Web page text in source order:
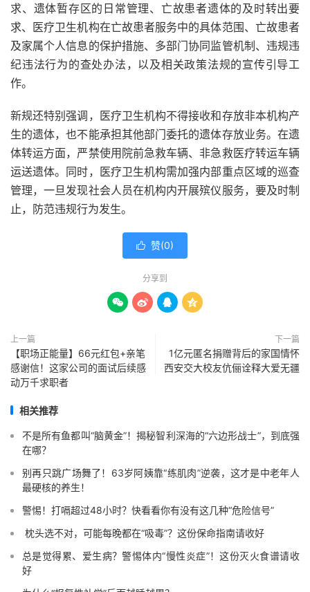
求、遗体暂存区的日常管理、亡故患者遗体的及时转出要
求、医疗卫生机构在亡故患者服务中的具体范围、亡故患者
及家属个人信息的保护措施、多部门协同监管机制、违规违
纪违法行为的查处办法，以及相关政策法规的宣传引导工
作。
新规还特别强调，医疗卫生机构不得接收和存放非本机构产
生的遗体，也不能承担其他部门委托的遗体存放业务。在遗
体转运方面，严禁使用院前急救车辆、非急救医疗转运车辆
运送遗体。同时，医疗卫生机构需加强内部重点区域的巡查
管理，一旦发现社会人员在机构内开展殡仪服务，要及时制
止，防范违规行为发生。
 赞(0)
分享到
   
上一篇
【职场正能量】66元红包+亲笔
感谢信！这家公司的面试后续感
动万千求职者
下一篇
1亿元匿名捐赠背后的家国情怀
西安交大校友伉俪诠释大爱无疆
相关推荐
不是所有鱼都叫“脑黄金”！揭秘智利深海的“六边形战士”，到底强
在哪？
别再只跳广场舞了！63岁阿姨靠“练肌肉”逆袭，这才是中老年人
最硬核的养生！
警惕！打嗝超过48小时？快看看你有没有这几种“危险信号”️
️ 枕头选不对，可能每晚都在“吸毒”？这份保命指南请收好
总是觉得累、爱生病？警惕体内“慢性炎症”！这份灭火食谱请收
好